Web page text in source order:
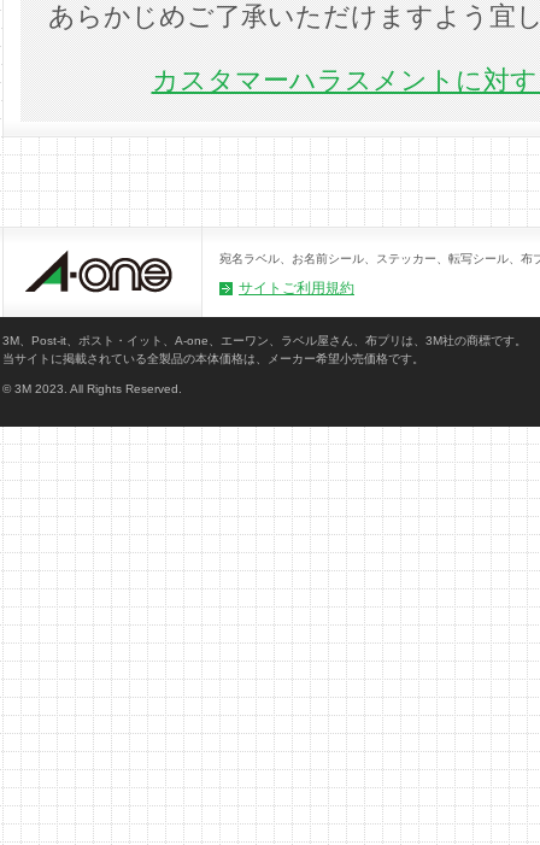
あらかじめご了承いただけますよう宜
カスタマーハラスメントに対
宛名ラベル、お名前シール、ステッカー、転写シール、
サイトご利用規約
3M、Post-it、ポスト・イット、A-one、エーワン、ラベル屋さん、布プリは、3M社の商標です。
当サイトに掲載されている全製品の本体価格は、メーカー希望小売価格です。
© 3M 2023. All Rights Reserved.